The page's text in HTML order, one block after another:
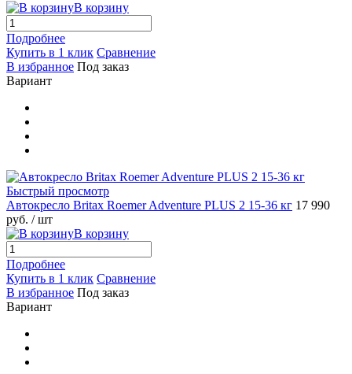
В корзину
Подробнее
Купить в 1 клик Сравнение
В избранное Под заказ
Вариант
Быстрый просмотр
Автокресло Britax Roemer Adventure PLUS 2 15-36 кг 17 990
руб. / шт
В корзину
Подробнее
Купить в 1 клик Сравнение
В избранное Под заказ
Вариант